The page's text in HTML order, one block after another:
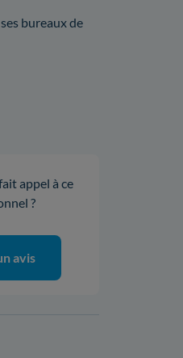
bureaux de
appel à ce
?
avis